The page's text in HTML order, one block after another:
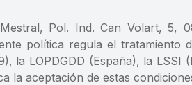
Pol. Ind. Can Volart, 5,
política regula el tratamiento
la LOPDGDD (España), la LSSI
la aceptación de estas